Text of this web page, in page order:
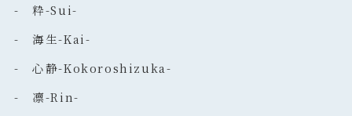
- 粋-Sui-
- 海生-Kai-
- 心静-Kokoroshizuka-
- 凛-Rin-